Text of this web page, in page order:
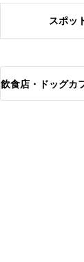
スポッ
飲食店・ドッグカ